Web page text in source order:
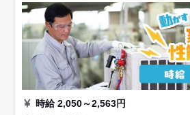
時給 2,050～2,563円